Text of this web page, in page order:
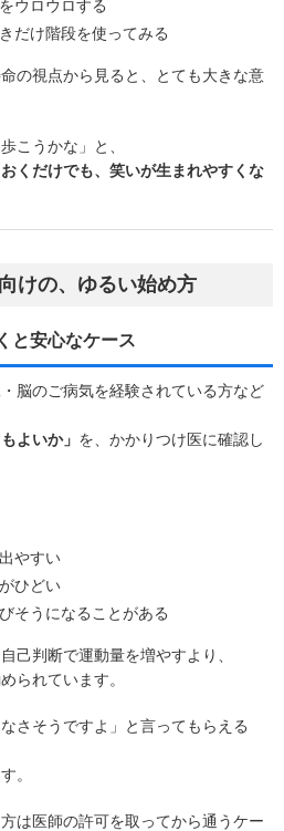
ウロウロする
だけ階段を使ってみる
の視点から見ると、とても大きな意
こうかな」と、
くだけでも、笑いが生まれやすくな
けの、ゆるい始め方
と安心なケース
脳のご病気を経験されている方など
よいか」 を、かかりつけ医に確認し
やすい
ひどい
そうになることがある
己判断で運動量を増やすより、
られています。
さそうですよ」と言ってもらえる
。
は医師の許可を取ってから通うケー